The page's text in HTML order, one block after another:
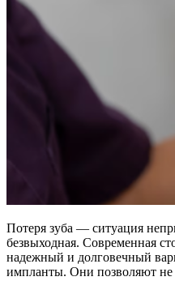
Потеря зуба — ситуация
безвыходная. Современная
надежный и долговечный
импланты. Они позволяют не